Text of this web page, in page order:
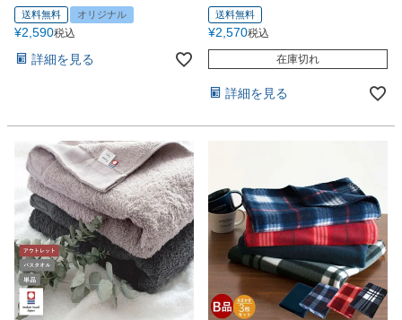
送料無料 オリジナル
¥2,590税込
詳細を見る
送料無料
¥2,570税込
在庫切れ
詳細を見る